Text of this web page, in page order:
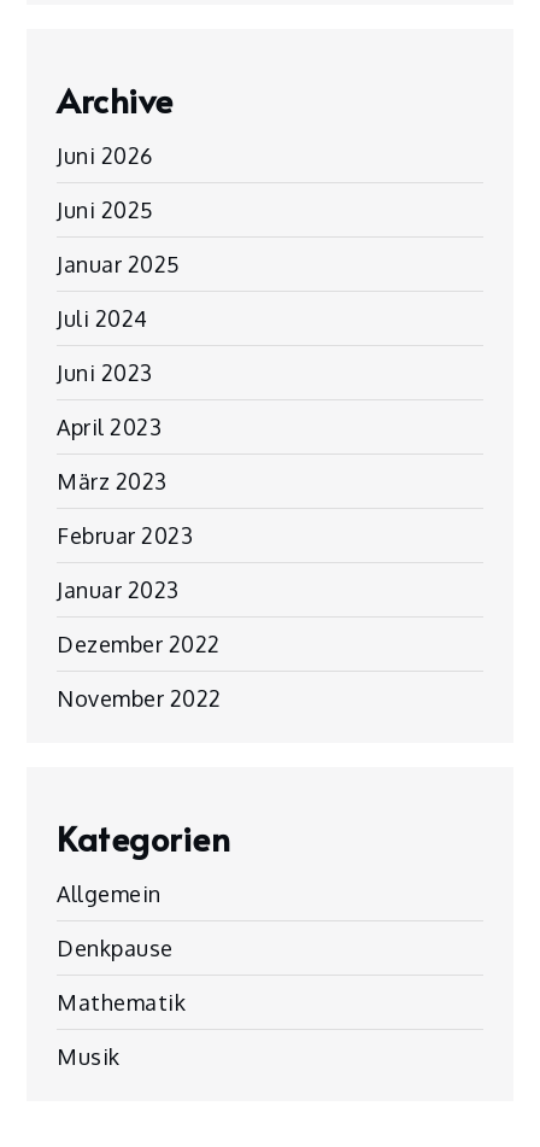
Archive
Juni 2026
Juni 2025
Januar 2025
Juli 2024
Juni 2023
April 2023
März 2023
Februar 2023
Januar 2023
Dezember 2022
November 2022
Kategorien
Allgemein
Denkpause
Mathematik
Musik